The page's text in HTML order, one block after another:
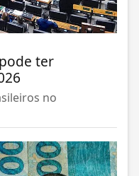
ter
no